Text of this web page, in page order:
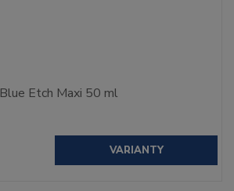
Blue Etch Maxi 50 ml
VARIANTY